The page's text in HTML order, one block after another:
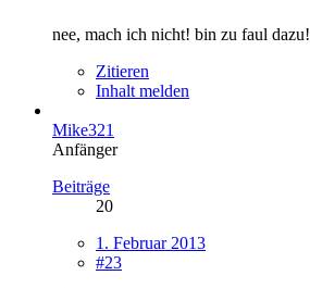
nee, mach ich nicht! bin zu faul dazu!
Zitieren
Inhalt melden
Mike321
Anfänger
Beiträge
20
1. Februar 2013
#23